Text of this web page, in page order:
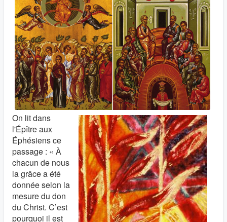
On lit dans
l'Épître aux
Éphésiens ce
passage : « À
chacun de nous
la grâce a été
donnée selon la
mesure du don
du Christ. C’est
pourquoi il est